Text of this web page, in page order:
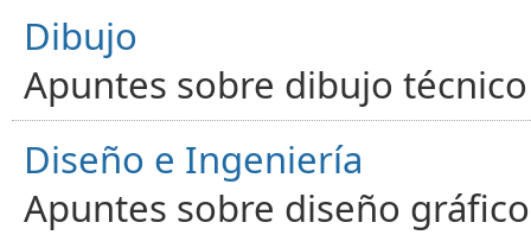
Dibujo
Apuntes sobre dibujo
Diseño e Ingeniería
Apuntes sobre diseño